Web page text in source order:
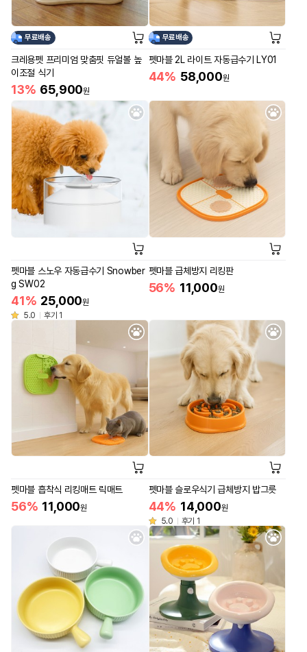
무료배송
크레용펫 프리미엄 맞춤핏 듀얼볼 높
이조절 식기
13% 65,900원
무료배송
펫마블 2L 라이트 자동급수기 LY01
44% 58,000원
펫마블 스노우 자동급수기 Snowber
g SW02
41% 25,000원
5.0
후기 1
펫마블 급체방지 리킹판
56% 11,000원
펫마블 흡착식 리킹매트 릭매트
56% 11,000원
펫마블 슬로우식기 급체방지 밥그릇
44% 14,000원
5.0
후기 1